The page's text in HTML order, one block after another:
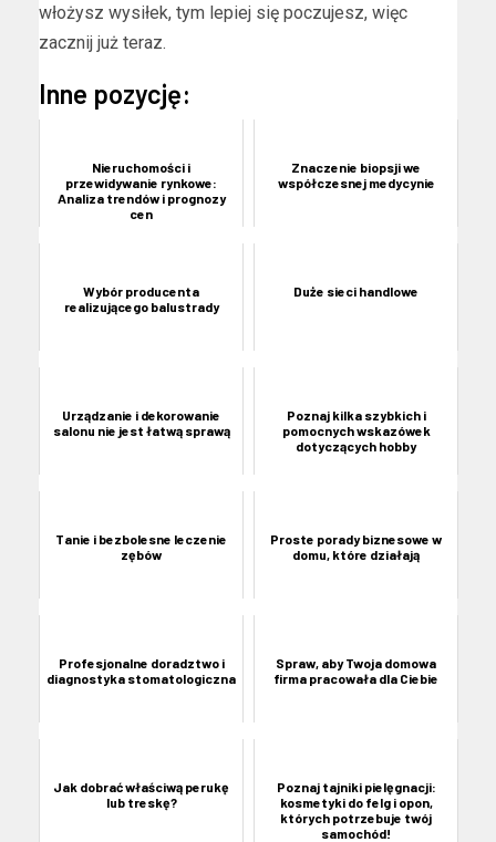
włożysz wysiłek, tym lepiej się poczujesz, więc
zacznij już teraz.
Inne pozycję:
Nieruchomości i
przewidywanie rynkowe:
Analiza trendów i prognozy
cen
Znaczenie biopsji we
współczesnej medycynie
Wybór producenta
realizującego balustrady
Duże sieci handlowe
Urządzanie i dekorowanie
salonu nie jest łatwą sprawą
Poznaj kilka szybkich i
pomocnych wskazówek
dotyczących hobby
Tanie i bezbolesne leczenie
zębów
Proste porady biznesowe w
domu, które działają
Profesjonalne doradztwo i
diagnostyka stomatologiczna
Spraw, aby Twoja domowa
firma pracowała dla Ciebie
Jak dobrać właściwą perukę
lub treskę?
Poznaj tajniki pielęgnacji:
kosmetyki do felg i opon,
których potrzebuje twój
samochód!